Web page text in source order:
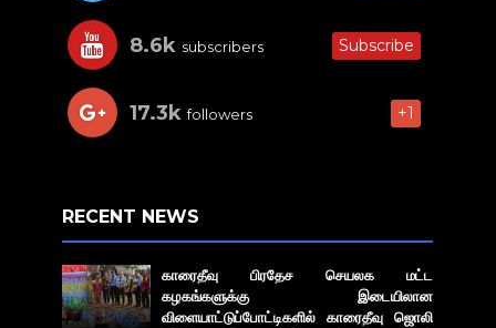
8.6k subscribers Subscribe
17.3k followers +1
RECENT NEWS
காரைதீவு பிரதேச செயலக மட்ட
கழகங்களுக்கு இடையிலான
விளையாட்டுப்போட்டிகளில் காரைதீவு ஜொலி